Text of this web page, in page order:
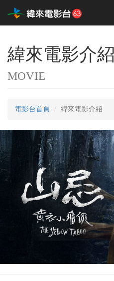
緯來電影介紹
MOVIE
電影台首頁 緯來電影介紹